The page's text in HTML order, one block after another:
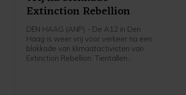
Extinction Rebellion
DEN HAAG (ANP) - De A12 in Den
Haag is weer vrij voor verkeer na een
blokkade van klimaatactivisten van
Extinction Rebellion. Tientallen